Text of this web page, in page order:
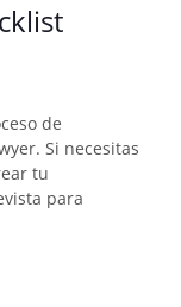
50 por
a
de
Si necesitas
tu
para